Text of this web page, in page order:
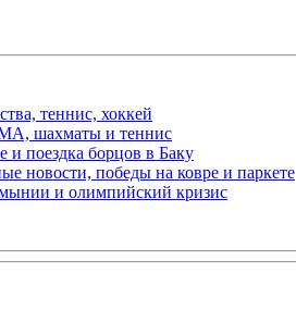
теннис, хоккей
шахматы и теннис
и поездка борцов в Баку
новости, победы на ковре и паркете
и олимпийский кризис